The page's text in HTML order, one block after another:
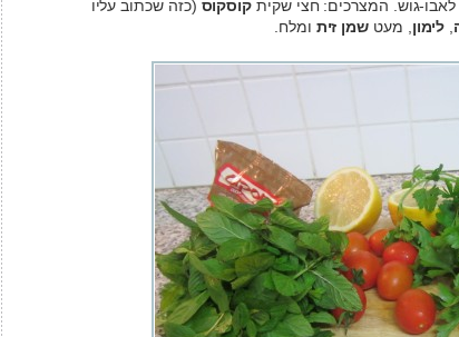
גוש. המצרכים: חצי שקית קוסקוס (כזה שכתוב עליו
לימון , מעט שמן זית ומלח.